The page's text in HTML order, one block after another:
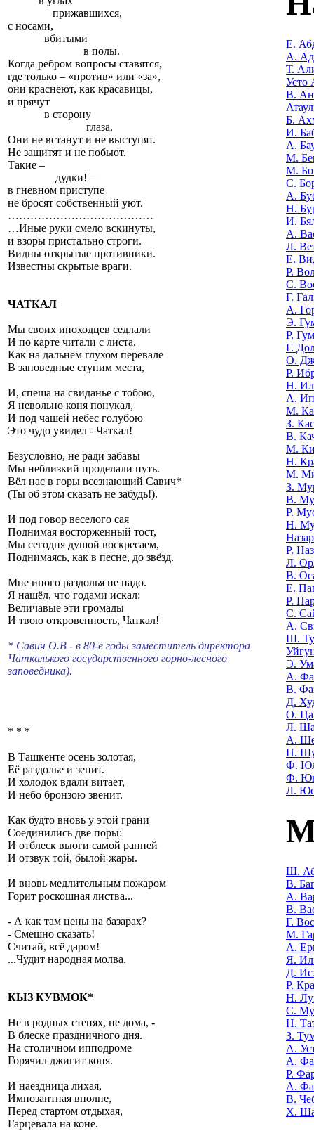
прижавшихся,
с носами,
вбитыми
в полы.
Когда ребром вопросы ставятся,
где только – «против» или «за»,
они краснеют, как красавицы,
и прячут
в сторону
глаза.
Они не встанут и не выступят.
Не защитят и не побьют.
Такие –
дудки! –
в гневном приступе
не бросят собственный уют.
…………………………………
…Иные руки смело вскинуты,
и взоры пристально строги.
Видны открытые противники.
Известны скрытые враги.
ЧАТКАЛ
Мы своих иноходцев седлали
И по карте читали с листа,
Как на дальнем глухом перевале
В заповедные ступим места,
И, спеша на свиданье с тобою,
Я невольно коня понукал,
И под чашей небес голубою
Это чудо увидел - Чаткал!
Безусловно, не ради забавы
Мы неблизкий проделали путь.
Вёл нас в горы всезнающий Савич*
(Ты об этом сказать не забудь!).
И под говор веселого сая
Поднимая восторженный тост,
Мы сегодня душой воскресаем,
Поднимаясь, как в песне, до звёзд.
Мне иного раздолья не надо.
Я нашёл, что годами искал:
Величавые эти громады
И твою откровенность, Чаткал!
* Савич О.В - в 80-е годы заместитель директора
Чаткалького государственного горно-лесного
заповедника).
* * *
В Ташкенте осень золотая,
Её раздолье и зенит.
И холодок вдали витает,
И небо бронзою звенит.
Как будто вновь у этой грани
Соединились две поры:
И отблеск вьюги самой ранней
И отзвук той, былой жары.
И вновь медлительным пожаром
Горит роскошная листва...
- А как там цены на базарах?
- Смешно сказать!
Считай, всё даром!
...Чудит народная молва.
КЫЗ КУВМОК*
Не в родных степях, не дома, -
В блеске праздничного дня.
На столичном ипподроме
Горячил джигит коня.
И наездница лихая,
Импозантная вполне,
Перед стартом отдыхая,
Гарцевала на коне.
Е.
А.
Т.
Усто
В.
Б.
И.
А.
М.
М.
С.
А.
Н.
И.
А.
Л.
Е.
Р.
С.
Г.
А.
Э.
Р.
Г.
О.
Р.
Н.
А.
М.
З.
В.
М.
Н.
М.
З.
В.
Р.
Н.
Р.
Л.
В.
Е.
Р.
С.
А.
Ш.
Э.
А.
В.
Д.
О.
Л.
А.
П.
Ф.
Ф.
Л.
Ш.
В.
А.
В.
Г.
М.
А.
Я.
Д.
Р.
Н.
С.
Н.
З.
А.
А.
Р.
А.
В.
Х.